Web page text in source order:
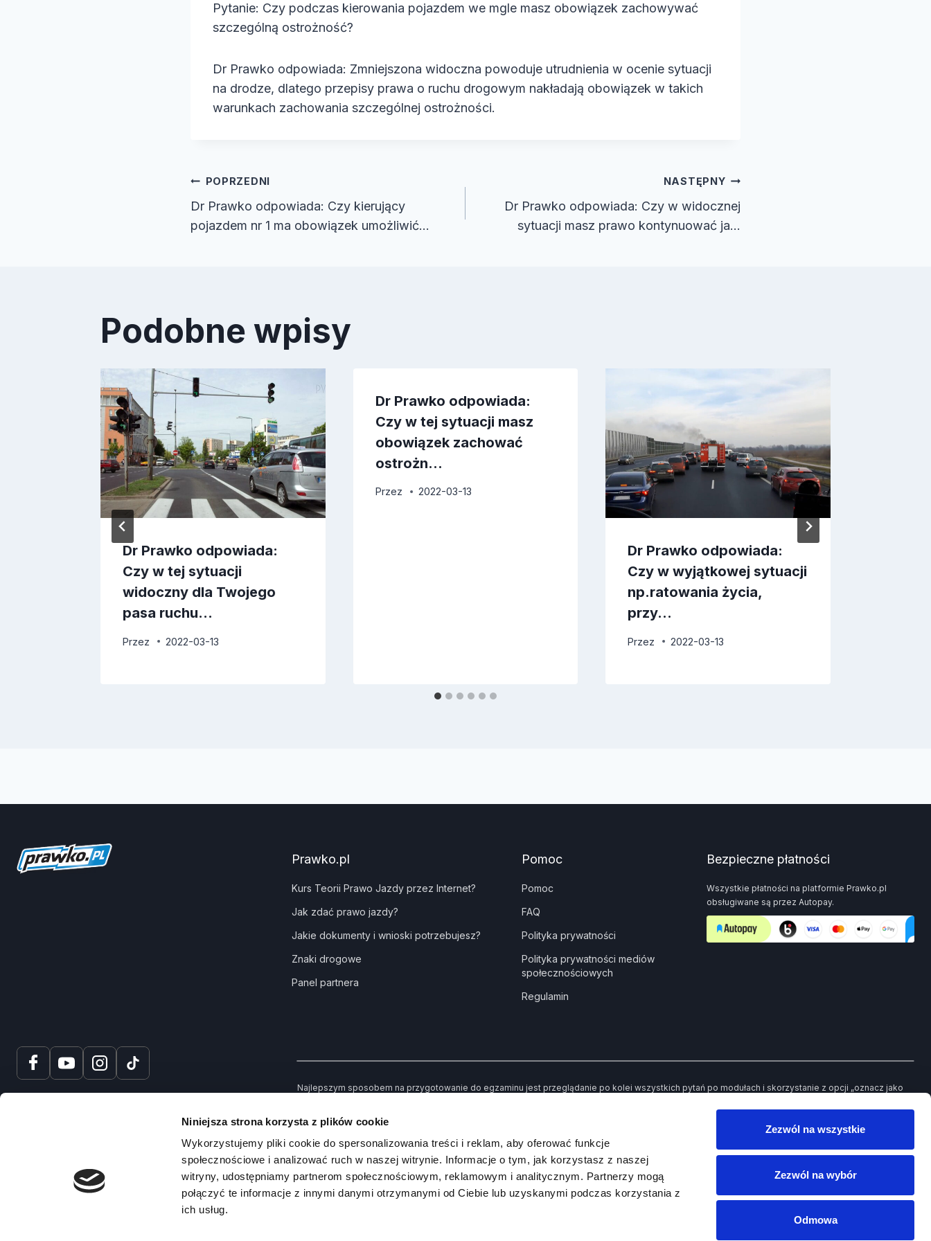
Niniejsza strona korzysta z plików cookie
Wykorzystujemy pliki cookie do spersonalizowania treści i reklam, aby oferować funkcje
społecznościowe i analizować ruch w naszej witrynie. Informacje o tym, jak korzystasz z naszej
witryny, udostępniamy partnerom społecznościowym, reklamowym i analitycznym. Partnerzy mogą
połączyć te informacje z innymi danymi otrzymanymi od Ciebie lub uzyskanymi podczas korzystania z
ich usług.
Zezwól na wszystkie
Zezwól na wybór
Odmowa
e
o
Pytanie: Czy podczas kierowania pojazdem we mgle masz obowiązek zachowywać
szczególną ostrożność?
Dr Prawko odpowiada: Zmniejszona widoczna powoduje utrudnienia w ocenie sytuacji
na drodze, dlatego przepisy prawa o ruchu drogowym nakładają obowiązek w takich
warunkach zachowania szczególnej ostrożności.
Nawigacja
wpisu
POPRZEDNI
Dr Prawko odpowiada: Czy kierujący
pojazdem nr 1 ma obowiązek umożliwić…
NASTĘPNY
Dr Prawko odpowiada: Czy w widocznej
sytuacji masz prawo kontynuować ja…
Podobne wpisy
Dr Prawko odpowiada:
Czy w tej sytuacji
widoczny dla Twojego
pasa ruchu…
Przez 2022-03-13
Dr Prawko odpowiada:
Czy w tej sytuacji masz
obowiązek zachować
ostrożn…
Przez 2022-03-13
Dr Prawko odpowiada:
Czy w wyjątkowej sytuacji
np.ratowania życia,
przy…
Przez 2022-03-13
Prawko.pl
Kurs Teorii Prawo Jazdy przez Internet?
Jak zdać prawo jazdy?
Jakie dokumenty i wnioski potrzebujesz?
Znaki drogowe
Panel partnera
Pomoc
Pomoc
FAQ
Polityka prywatności
Polityka prywatności mediów
społecznościowych
Regulamin
Bezpieczne płatności
Wszystkie płatności na platformie Prawko.pl
obsługiwane są przez Autopay.
Najlepszym sposobem na przygotowanie do egzaminu jest przeglądanie po kolei wszystkich pytań po modułach i skorzystanie z opcji „oznacz jako